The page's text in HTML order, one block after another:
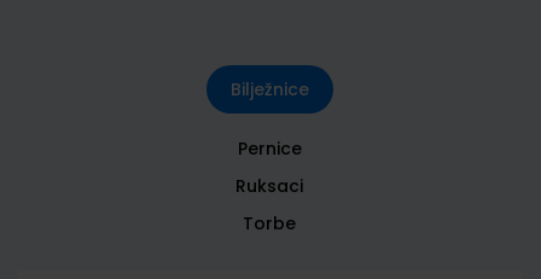
Bilježnice
Pernice
Ruksaci
Torbe